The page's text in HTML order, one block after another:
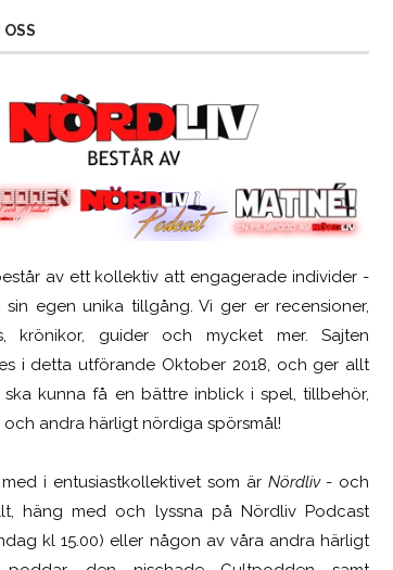
OSS
av ett kollektiv att engagerade individer -
sin egen unika tillgång. Vi ger er recensioner,
krönikor, guider och mycket mer. Sajten
i detta utförande Oktober 2018, och ger allt
kunna få en bättre inblick i spel, tillbehör,
och andra härligt nördiga spörsmål!
i entusiastkollektivet som är Nördliv- och
häng med och lyssna på Nördliv Podcast
kl 15.00) eller någon av våra andra härligt
SCUF Gaming Omega